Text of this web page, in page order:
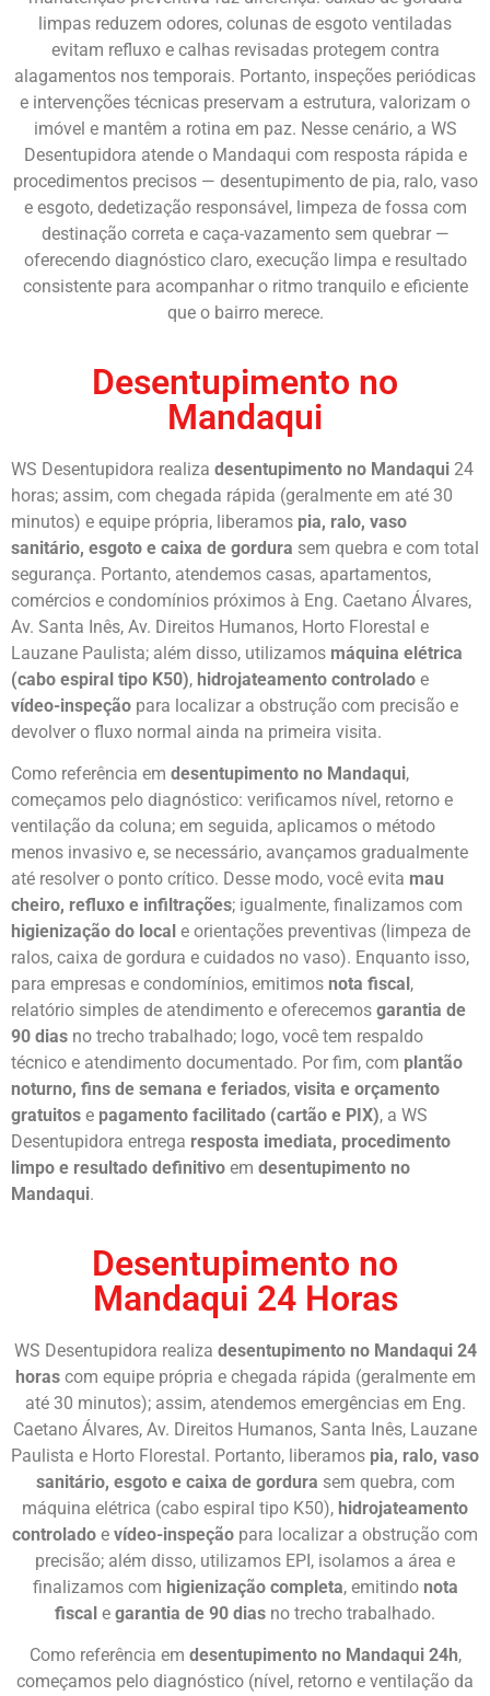
limpas reduzem odores, colunas de esgoto ventiladas
evitam refluxo e calhas revisadas protegem contra
alagamentos nos temporais. Portanto, inspeções periódicas
e intervenções técnicas preservam a estrutura, valorizam o
imóvel e mantêm a rotina em paz. Nesse cenário, a WS
Desentupidora atende o Mandaqui com resposta rápida e
procedimentos precisos — desentupimento de pia, ralo, vaso
e esgoto, dedetização responsável, limpeza de fossa com
destinação correta e caça-vazamento sem quebrar —
oferecendo diagnóstico claro, execução limpa e resultado
consistente para acompanhar o ritmo tranquilo e eficiente
que o bairro merece.
Desentupimento no
Mandaqui
WS Desentupidora realiza desentupimento no Mandaqui 24
horas; assim, com chegada rápida (geralmente em até 30
minutos) e equipe própria, liberamos pia, ralo, vaso
sanitário, esgoto e caixa de gordura sem quebra e com total
segurança. Portanto, atendemos casas, apartamentos,
comércios e condomínios próximos à Eng. Caetano Álvares,
Av. Santa Inês, Av. Direitos Humanos, Horto Florestal e
Lauzane Paulista; além disso, utilizamos máquina elétrica
(cabo espiral tipo K50), hidrojateamento controlado e
vídeo-inspeção para localizar a obstrução com precisão e
devolver o fluxo normal ainda na primeira visita.
Como referência em desentupimento no Mandaqui,
começamos pelo diagnóstico: verificamos nível, retorno e
ventilação da coluna; em seguida, aplicamos o método
menos invasivo e, se necessário, avançamos gradualmente
até resolver o ponto crítico. Desse modo, você evita mau
cheiro, refluxo e infiltrações; igualmente, finalizamos com
higienização do local e orientações preventivas (limpeza de
ralos, caixa de gordura e cuidados no vaso). Enquanto isso,
para empresas e condomínios, emitimos nota fiscal ,
relatório simples de atendimento e oferecemos garantia de
90 dias no trecho trabalhado; logo, você tem respaldo
técnico e atendimento documentado. Por fim, com plantão
noturno, fins de semana e feriados, visita e orçamento
gratuitos e pagamento facilitado (cartão e PIX), a WS
Desentupidora entrega resposta imediata, procedimento
limpo e resultado definitivo em desentupimento no
Mandaqui.
Desentupimento no
Mandaqui 24 Horas
WS Desentupidora realiza desentupimento no Mandaqui 24
horascom equipe própria e chegada rápida (geralmente em
até 30 minutos); assim, atendemos emergências em Eng.
Caetano Álvares, Av. Direitos Humanos, Santa Inês, Lauzane
Paulista e Horto Florestal. Portanto, liberamos pia, ralo, vaso
sanitário, esgoto e caixa de gordura sem quebra, com
máquina elétrica (cabo espiral tipo K50), hidrojateamento
controlado e vídeo-inspeção para localizar a obstrução com
precisão; além disso, utilizamos EPI, isolamos a área e
finalizamos com higienização completa, emitindo nota
fiscal e garantia de 90 dias no trecho trabalhado.
Como referência em desentupimento no Mandaqui 24h,
começamos pelo diagnóstico (nível, retorno e ventilação da